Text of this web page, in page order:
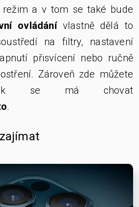
režim a v tom se také bude
ovládání vlastně dělá to
na filtry, nastavení
přisvícení nebo ručně
Zároveň zde můžete
jak se má chovat
.